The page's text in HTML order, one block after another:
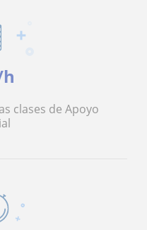
clases de Apoyo